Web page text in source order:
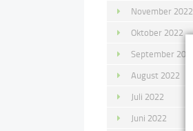
November 2022
Oktober 2022
September 2022
August 2022
Juli 2022
Juni 2022